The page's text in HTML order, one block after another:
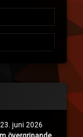
23. juni 2026